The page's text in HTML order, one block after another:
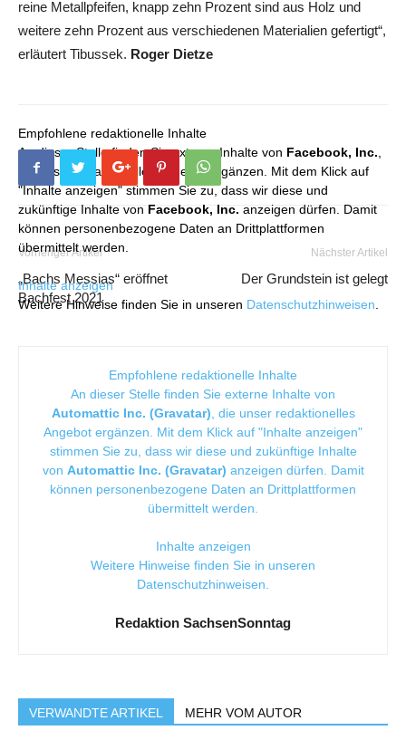
reine Metallpfeifen, knapp zehn Prozent sind aus Holz und
weitere zehn Prozent aus verschiedenen Materialien gefertigt“,
erläutert Tibussek. Roger Dietze
Empfohlene redaktionelle Inhalte
An dieser Stelle finden Sie externe Inhalte von Facebook, Inc.,
die unser redaktionelles Angebot ergänzen. Mit dem Klick auf
"Inhalte anzeigen" stimmen Sie zu, dass wir diese und
zukünftige Inhalte von Facebook, Inc. anzeigen dürfen. Damit
können personenbezogene Daten an Drittplattformen
übermittelt werden.
Inhalte anzeigen
Weitere Hinweise finden Sie in unseren Datenschutzhinweisen.
Vorheriger Artikel
„Bachs Messias“ eröffnet
Bachfest 2021
Nächster Artikel
Der Grundstein ist gelegt
Empfohlene redaktionelle Inhalte
An dieser Stelle finden Sie externe Inhalte von
Automattic Inc. (Gravatar), die unser redaktionelles
Angebot ergänzen. Mit dem Klick auf "Inhalte anzeigen"
stimmen Sie zu, dass wir diese und zukünftige Inhalte
von Automattic Inc. (Gravatar) anzeigen dürfen. Damit
können personenbezogene Daten an Drittplattformen
übermittelt werden.
Inhalte anzeigen
Weitere Hinweise finden Sie in unseren
Datenschutzhinweisen.
Redaktion SachsenSonntag
VERWANDTE ARTIKEL MEHR VOM AUTOR